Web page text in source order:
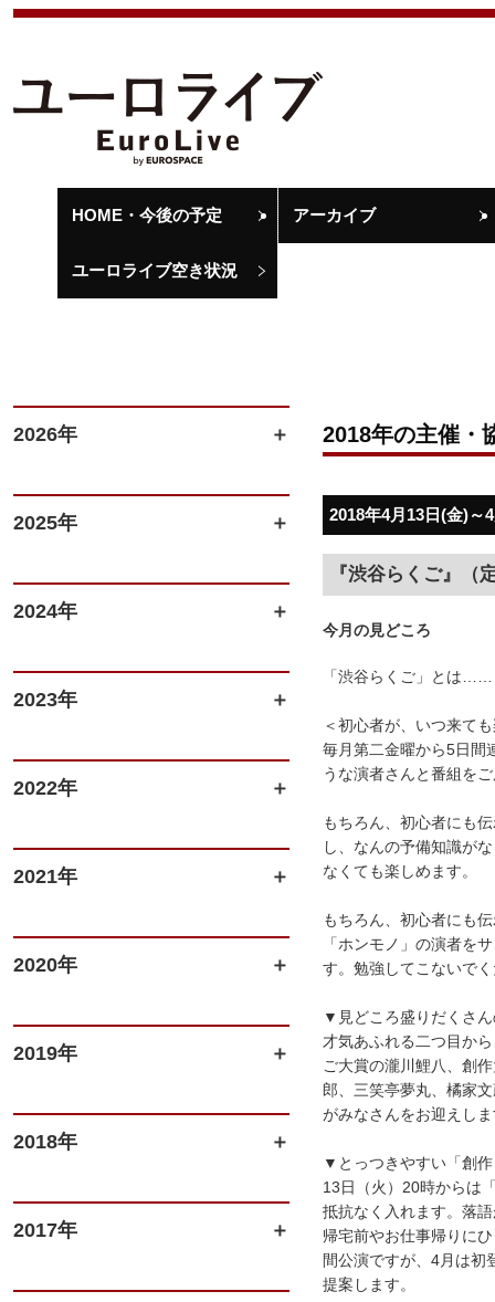
HOME・今後の予定 アーカイブ
ユーロライブ空き状況
2026年
2025年
2024年
2023年
2022年
2021年
2020年
2019年
2018年
2017年
2018年の主催・
2018年4月13日(金)～
『渋谷らくご』（
今月の見どころ
「渋谷らくご」とは……
＜初心者が、いつ来て
毎月第二金曜から5日間
うな演者さんと番組を
もちろん、初心者にも
し、なんの予備知識が
なくても楽しめます。
もちろん、初心者にも
「ホンモノ」の演者を
す。勉強してこないで
▼見どころ盛りだくさ
才気あふれる二つ目か
ご大賞の瀧川鯉八、創
郎、三笑亭夢丸、橘家
がみなさんをお迎えし
▼とっつきやすい「創
13日（火）20時からは
抵抗なく入れます。落
帰宅前やお仕事帰りに
間公演ですが、4月は初
提案します。